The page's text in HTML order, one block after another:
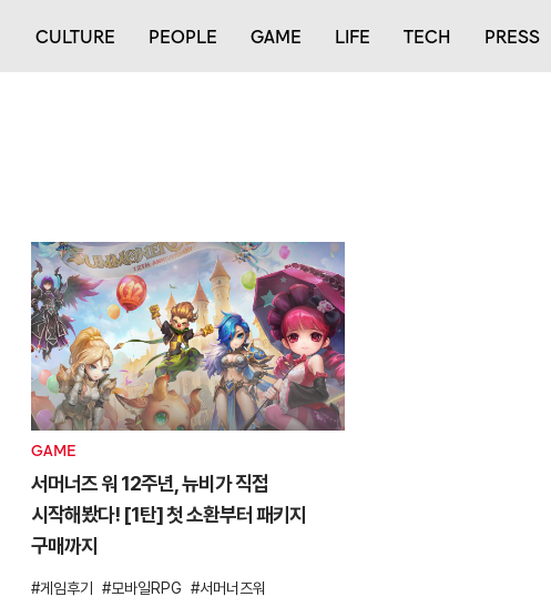
CULTURE PEOPLE GAME LIFE TECH PRESS
GAME
서머너즈 워 12주년, 뉴비가 직접
시작해봤다! [1탄] 첫 소환부터 패키지
구매까지
게임후기 모바일RPG
서머너즈워